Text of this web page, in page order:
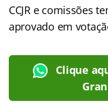
CCJR e comissões
aprovado em
Clique